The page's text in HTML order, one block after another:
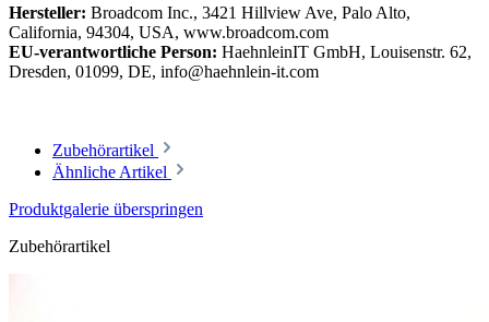
Hersteller: Broadcom Inc., 3421 Hillview Ave, Palo Alto,
California, 94304, USA, www.broadcom.com
EU-verantwortliche Person: HaehnleinIT GmbH, Louisenstr. 62,
Dresden, 01099, DE, info@haehnlein-it.com
Zubehörartikel
Ähnliche Artikel
Produktgalerie überspringen
Zubehörartikel